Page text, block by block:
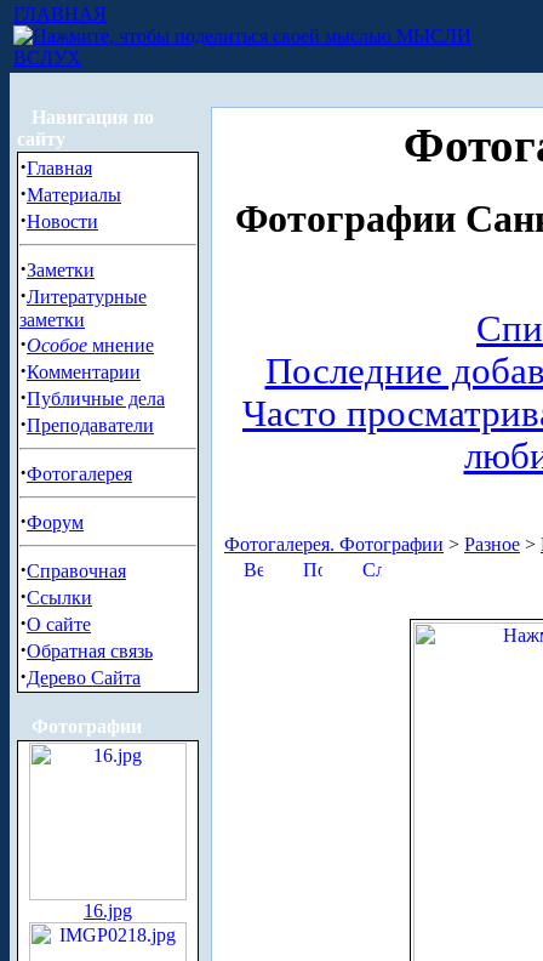
ГЛАВНАЯ
МЫСЛИ
ВСЛУХ
Навигация по
сайту
·Главная
·Материалы
·Новости
·Заметки
·Литературные
заметки
·Особое мнение
·Комментарии
·Публичные дела
·Преподаватели
·Фотогалерея
·Форум
·Справочная
·Ссылки
·О сайте
·Обратная связь
·Дерево Сайта
Фотографии
16.jpg
Фотографии
Последние
Часто
Фотогалерея. Фотографии > Разное >